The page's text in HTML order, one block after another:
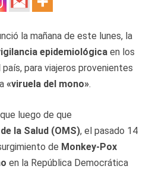
la mañana de este lunes, la
epidemiológica en los
para viajeros provenientes
«viruela del mono».
luego de que
la Salud (OMS), el pasado 14
de Monkey-Pox
en la República Democrática